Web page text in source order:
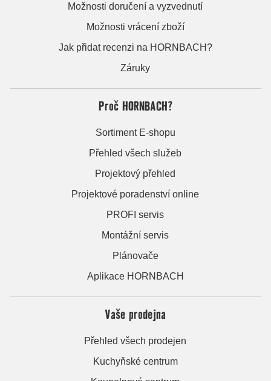
Možnosti doručení a vyzvednutí
Možnosti vrácení zboží
Jak přidat recenzi na HORNBACH?
Záruky
Proč HORNBACH?
Sortiment E-shopu
Přehled všech služeb
Projektový přehled
Projektové poradenství online
PROFI servis
Montážní servis
Plánovače
Aplikace HORNBACH
Vaše prodejna
Přehled všech prodejen
Kuchyňské centrum